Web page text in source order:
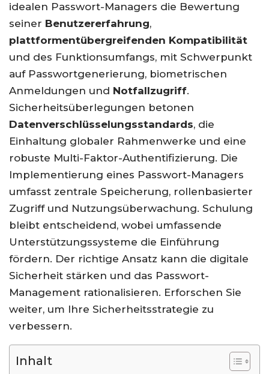
idealen Passwort-Managers die Bewertung
seiner Benutzererfahrung,
plattformentübergreifenden Kompatibilität
und des Funktionsumfangs, mit Schwerpunkt
auf Passwortgenerierung, biometrischen
Anmeldungen und Notfallzugriff.
Sicherheitsüberlegungen betonen
Datenverschlüsselungsstandards, die
Einhaltung globaler Rahmenwerke und eine
robuste Multi-Faktor-Authentifizierung. Die
Implementierung eines Passwort-Managers
umfasst zentrale Speicherung, rollenbasierter
Zugriff und Nutzungsüberwachung. Schulung
bleibt entscheidend, wobei umfassende
Unterstützungssysteme die Einführung
fördern. Der richtige Ansatz kann die digitale
Sicherheit stärken und das Passwort-
Management rationalisieren. Erforschen Sie
weiter, um Ihre Sicherheitsstrategie zu
verbessern.
Inhalt